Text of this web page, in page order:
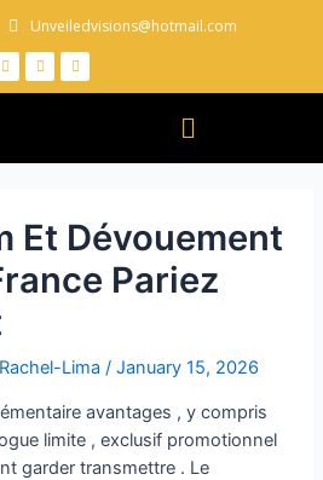
Unveiledvisions@hotmail.com
Et Dévouement
Pariez
Rachel-Lima/January 15, 2026
avantages , y compris
limite , exclusif promotionnel
garder transmettre . Le